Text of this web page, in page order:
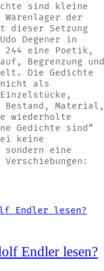
sind kleine
Warenlager der
dieser Setzung
Degener in
244 eine Poetik,
Begrenzung und
Die Gedichte
nicht als
Bestand, Material,
wiederholte
Gedichte sind“
keine
eine
Endler lesen?